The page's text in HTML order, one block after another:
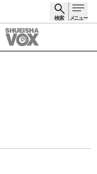
検索 メニュー